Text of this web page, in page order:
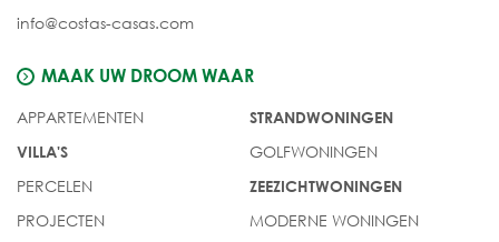
info@costas-casas.com
MAAK UW DROOM WAAR
APPARTEMENTEN
VILLA'S
PERCELEN
PROJECTEN
STRANDWONINGEN
GOLFWONINGEN
ZEEZICHTWONINGEN
MODERNE WONINGEN